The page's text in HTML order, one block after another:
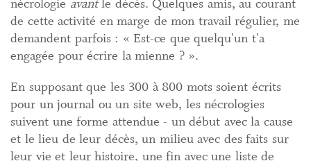
nécrologie avantle décès. Quelques amis, au courant
de cette activité en marge de mon travail régulier, me
demandent parfois : « Est-ce que quelqu'un t'a
engagée pour écrire la mienne ? ».
En supposant que les 300 à 800 mots soient écrits
pour un journal ou un site web, les nécrologies
suivent une forme attendue - un début avec la cause
et le lieu de leur décès, un milieu avec des faits sur
leur vie et leur histoire, une fin avec une liste de